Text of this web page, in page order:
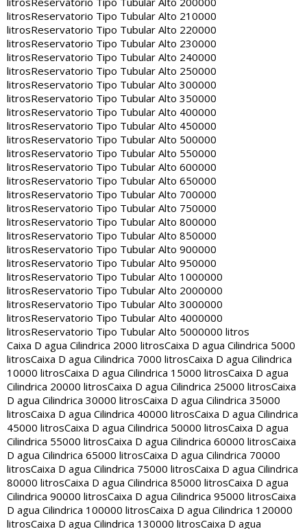
litrosReservatorio Tipo Tubular Alto 210000
litrosReservatorio Tipo Tubular Alto 220000
litrosReservatorio Tipo Tubular Alto 230000
litrosReservatorio Tipo Tubular Alto 240000
litrosReservatorio Tipo Tubular Alto 250000
litrosReservatorio Tipo Tubular Alto 300000
litrosReservatorio Tipo Tubular Alto 350000
litrosReservatorio Tipo Tubular Alto 400000
litrosReservatorio Tipo Tubular Alto 450000
litrosReservatorio Tipo Tubular Alto 500000
litrosReservatorio Tipo Tubular Alto 550000
litrosReservatorio Tipo Tubular Alto 600000
litrosReservatorio Tipo Tubular Alto 650000
litrosReservatorio Tipo Tubular Alto 700000
litrosReservatorio Tipo Tubular Alto 750000
litrosReservatorio Tipo Tubular Alto 800000
litrosReservatorio Tipo Tubular Alto 850000
litrosReservatorio Tipo Tubular Alto 900000
litrosReservatorio Tipo Tubular Alto 950000
litrosReservatorio Tipo Tubular Alto 1000000
litrosReservatorio Tipo Tubular Alto 2000000
litrosReservatorio Tipo Tubular Alto 3000000
litrosReservatorio Tipo Tubular Alto 4000000
litrosReservatorio Tipo Tubular Alto 5000000 litros
Caixa D agua Cilindrica 2000 litrosCaixa D agua Cilindrica 5000
litrosCaixa D agua Cilindrica 7000 litrosCaixa D agua Cilindrica
10000 litrosCaixa D agua Cilindrica 15000 litrosCaixa D agua
Cilindrica 20000 litrosCaixa D agua Cilindrica 25000 litrosCaixa
D agua Cilindrica 30000 litrosCaixa D agua Cilindrica 35000
litrosCaixa D agua Cilindrica 40000 litrosCaixa D agua Cilindrica
45000 litrosCaixa D agua Cilindrica 50000 litrosCaixa D agua
Cilindrica 55000 litrosCaixa D agua Cilindrica 60000 litrosCaixa
D agua Cilindrica 65000 litrosCaixa D agua Cilindrica 70000
litrosCaixa D agua Cilindrica 75000 litrosCaixa D agua Cilindrica
80000 litrosCaixa D agua Cilindrica 85000 litrosCaixa D agua
Cilindrica 90000 litrosCaixa D agua Cilindrica 95000 litrosCaixa
D agua Cilindrica 100000 litrosCaixa D agua Cilindrica 120000
litrosCaixa D agua Cilindrica 130000 litrosCaixa D agua